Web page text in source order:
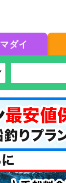
マダイ